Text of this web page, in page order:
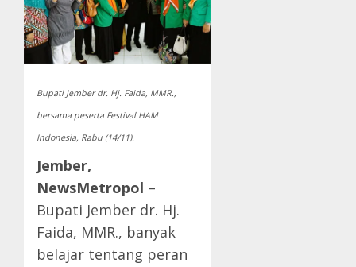
Bupati Jember dr. Hj. Faida, MMR.,
bersama peserta Festival HAM
Indonesia, Rabu (14/11).
Jember,
NewsMetropol –
Bupati Jember dr. Hj.
Faida, MMR., banyak
belajar tentang peran